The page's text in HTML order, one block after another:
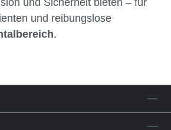
Zahntechniker oder
Vertraue auf
und Sicherheit bieten – für